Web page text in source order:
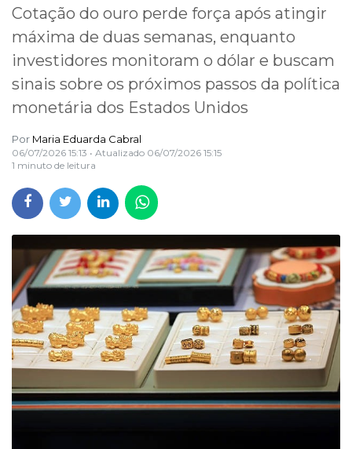
Cotação do ouro perde força após atingir
máxima de duas semanas, enquanto
investidores monitoram o dólar e buscam
sinais sobre os próximos passos da política
monetária dos Estados Unidos
Por Maria Eduarda Cabral
06/07/2026 15:13 • Atualizado 06/07/2026 15:15
1 minuto de leitura